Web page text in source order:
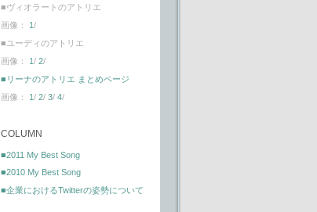
■ヴィオラートのアトリエ
画像： 1/
■ユーディのアトリエ
画像： 1/ 2/
■リーナのアトリエ まとめページ
画像： 1/ 2/ 3/ 4/
COLUMN
■2011 My Best Song
■2010 My Best Song
■企業におけるTwitterの姿勢について